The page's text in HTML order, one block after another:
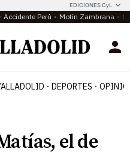
EDICIONES CyL
Accidente Perú Motín Zambrana
DEPORTES
el de